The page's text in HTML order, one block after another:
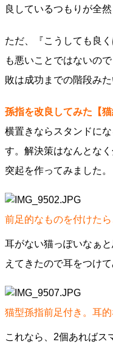
良しているつもりが全然
ただ、『こうしても良
も悪いことではないの
敗は成功までの階段みた
孫指を改良してみた【猫
横置きならスタンドに
す。解決策はなんとな
突起を作ってみました。
前足的なものを付けたら
耳がない猫っぽいなぁ
えてきたので耳をつけ
猫型孫指前足付き。耳
これなら、2個あればス